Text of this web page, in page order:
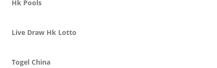
Hk Pools
Live Draw Hk Lotto
Togel China